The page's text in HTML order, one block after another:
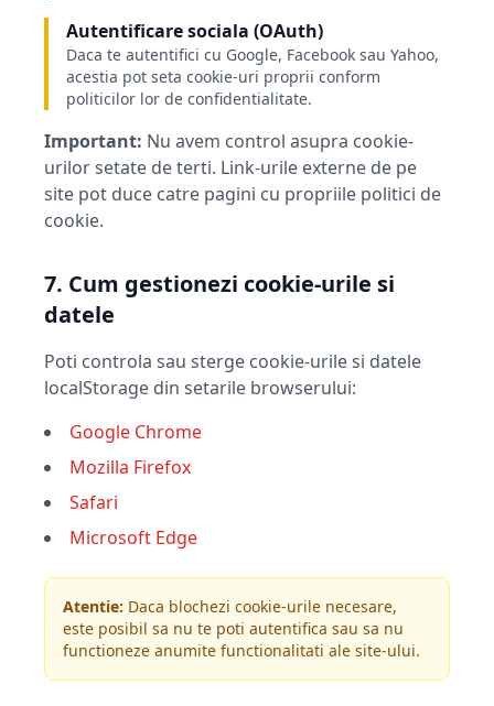
Autentificare sociala (OAuth)
Daca te autentifici cu Google, Facebook sau Yahoo,
acestia pot seta cookie-uri proprii conform
politicilor lor de confidentialitate.
Important: Nu avem control asupra cookie-
urilor setate de terti. Link-urile externe de pe
site pot duce catre pagini cu propriile politici de
cookie.
7. Cum gestionezi cookie-urile si
datele
Poti controla sau sterge cookie-urile si datele
localStorage din setarile browserului:
Google Chrome
Mozilla Firefox
Safari
Microsoft Edge
Atentie: Daca blochezi cookie-urile necesare,
este posibil sa nu te poti autentifica sau sa nu
functioneze anumite functionalitati ale site-ului.